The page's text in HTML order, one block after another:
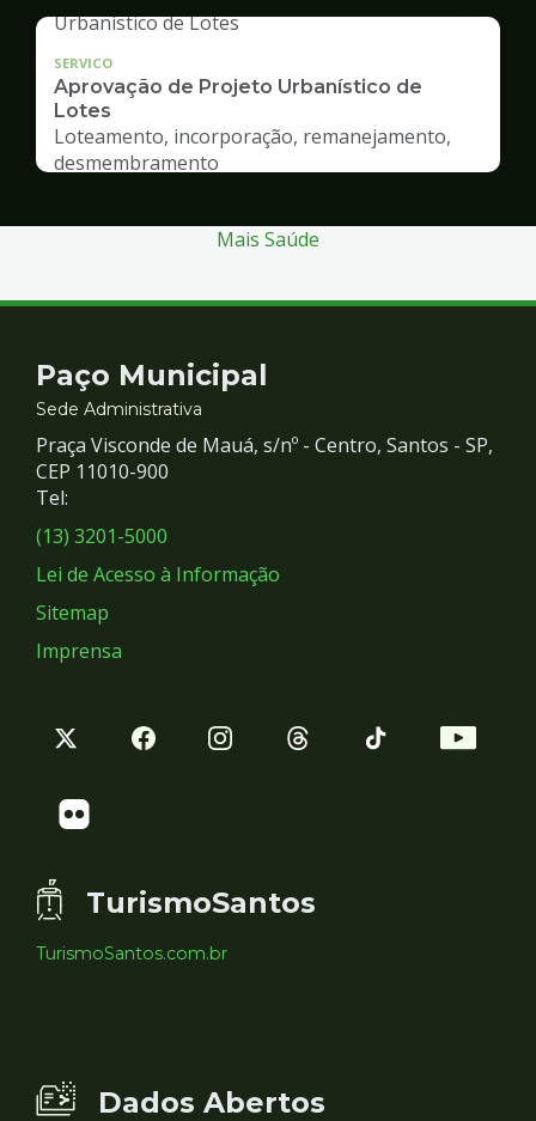
SERVICO
Aprovação de Projeto Urbanístico de
Lotes
Loteamento, incorporação, remanejamento,
desmembramento
Mais Saúde
Contato
e
Redes
Sociais
Paço Municipal
Sede Administrativa
Praça Visconde de Mauá, s/nº - Centro, Santos - SP,
CEP 11010-900
Tel:
(13) 3201-5000
Lei de Acesso à Informação
Sitemap
Imprensa
TurismoSantos
TurismoSantos.com.br
Dados Abertos